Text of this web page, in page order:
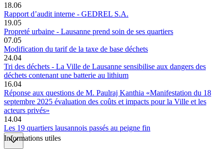
18.06
Rapport d’audit interne - GEDREL S.A.
19.05
Propreté urbaine - Lausanne prend soin de ses quartiers
07.05
Modification du tarif de la taxe de base déchets
24.04
Tri des déchets - La Ville de Lausanne sensibilise aux dangers des
déchets contenant une batterie au lithium
16.04
Réponse aux questions de M. Paulraj Kanthia «Manifestation du 18
septembre 2025 évaluation des coûts et impacts pour la Ville et les
acteurs privés»
14.04
Les 19 quartiers lausannois passés au peigne fin
Informations utiles